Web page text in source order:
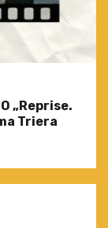
„Reprise.
Triera